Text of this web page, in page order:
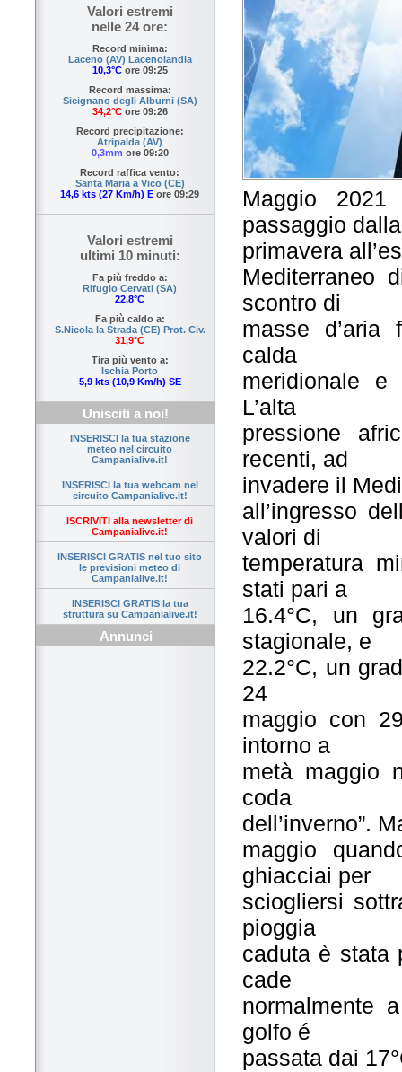
Valori estremi
nelle 24 ore:
Record minima:
Laceno (AV) Lacenolandia
10,3°Core 09:25
Record massima:
Sicignano degli Alburni (SA)
34,2°Core 09:26
Record precipitazione:
Atripalda (AV)
0,3mm ore 09:20
Record raffica vento:
Santa Maria a Vico (CE)
14,6 kts (27 Km/h) E ore 09:29
Valori estremi
ultimi 10 minuti:
Fa più freddo a:
Rifugio Cervati (SA)
22,8°C
Fa più caldo a:
S.Nicola la Strada (CE) Prot. Civ.
31,9°C
Tira più vento a:
Ischia Porto
5,9 kts (10,9 Km/h) SE
Unisciti a noi!
INSERISCI la tua stazione
meteo nel circuito
Campanialive.it!
INSERISCI la tua webcam nel
circuito Campanialive.it!
ISCRIVITI alla newsletter di
Campanialive.it!
INSERISCI GRATIS nel tuo sito
le previsioni meteo di
Campanialive.it!
INSERISCI GRATIS la tua
struttura su Campanialive.it!
Annunci
Maggio
passaggio dalla
primavera
Mediterraneo
scontro di
masse d’aria
calda
meridionale e
L’alta
pressione
recenti, ad
invadere il
all’ingresso
valori di
temperatura
stati pari a
16.4°C, un
stagionale, e
22.2°C, un
24
maggio con
intorno a
metà maggio
coda
dell’inverno”.
maggio
ghiacciai per
sciogliersi
pioggia
caduta è stata
cade
normalmente
golfo é
passata dai